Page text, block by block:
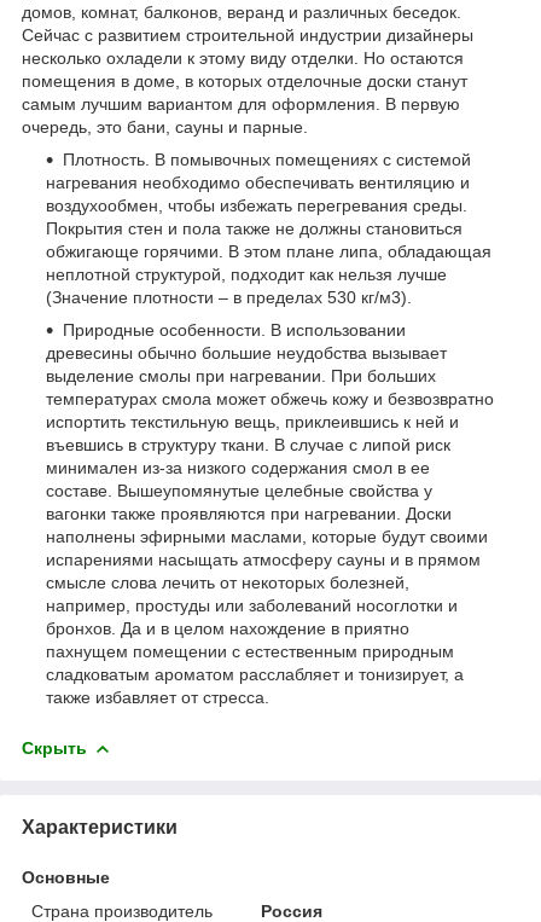
домов, комнат, балконов, веранд и различных беседок.
Сейчас с развитием строительной индустрии дизайнеры
несколько охладели к этому виду отделки. Но остаются
помещения в доме, в которых отделочные доски станут
самым лучшим вариантом для оформления. В первую
очередь, это бани, сауны и парные.
Плотность. В помывочных помещениях с системой
нагревания необходимо обеспечивать вентиляцию и
воздухообмен, чтобы избежать перегревания среды.
Покрытия стен и пола также не должны становиться
обжигающе горячими. В этом плане липа, обладающая
неплотной структурой, подходит как нельзя лучше
(Значение плотности – в пределах 530 кг/м3).
Природные особенности. В использовании
древесины обычно большие неудобства вызывает
выделение смолы при нагревании. При больших
температурах смола может обжечь кожу и безвозвратно
испортить текстильную вещь, приклеившись к ней и
въевшись в структуру ткани. В случае с липой риск
минимален из-за низкого содержания смол в ее
составе. Вышеупомянутые целебные свойства у
вагонки также проявляются при нагревании. Доски
наполнены эфирными маслами, которые будут своими
испарениями насыщать атмосферу сауны и в прямом
смысле слова лечить от некоторых болезней,
например, простуды или заболеваний носоглотки и
бронхов. Да и в целом нахождение в приятно
пахнущем помещении с естественным природным
сладковатым ароматом расслабляет и тонизирует, а
также избавляет от стресса.
Скрыть
Характеристики
Основные
Страна производитель
Россия